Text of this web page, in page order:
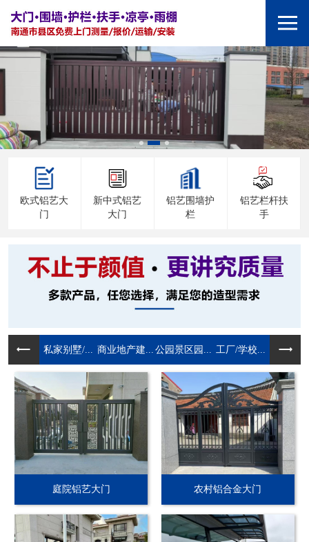
欧式铝艺大
门
新中式铝艺
大门
铝艺围墙护
栏
铝艺栏杆扶
手
私家别墅/... 商业地产建... 公园景区园... 工厂/学校...
庭院铝艺大门 农村铝合金大门